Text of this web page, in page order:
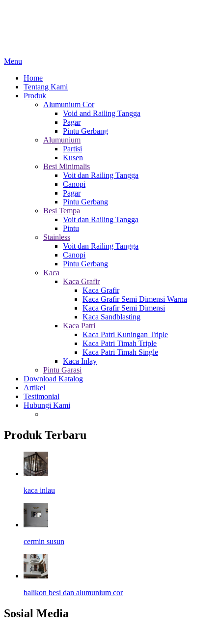
Menu
Home
Tentang Kami
Produk
Alumunium Cor
Void and Railing Tangga
Pagar
Pintu Gerbang
Alumunium
Partisi
Kusen
Besi Minimalis
Voit dan Railing Tangga
Canopi
Pagar
Pintu Gerbang
Besi Tempa
Voit dan Railing Tangga
Pintu
Stainless
Voit dan Railing Tangga
Canopi
Pintu Gerbang
Kaca
Kaca Grafir
Kaca Grafir
Kaca Grafir Semi Dimensi Warna
Kaca Grafir Semi Dimensi
Kaca Sandblasting
Kaca Patri
Kaca Patri Kuningan Triple
Kaca Patri Timah Triple
Kaca Patri Timah Single
Kaca Inlay
Pintu Garasi
Download Katalog
Artikel
Testimonial
Hubungi Kami
Produk Terbaru
kaca inlau
cermin susun
balikon besi dan alumunium cor
Sosial Media